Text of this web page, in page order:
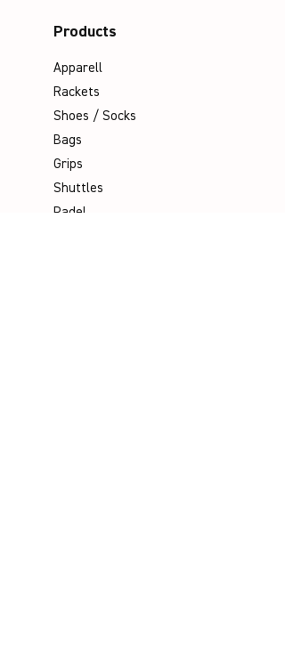
Apparell
Rackets
Shoes / Socks
Bags
Grips
Shuttles
Padel
Products